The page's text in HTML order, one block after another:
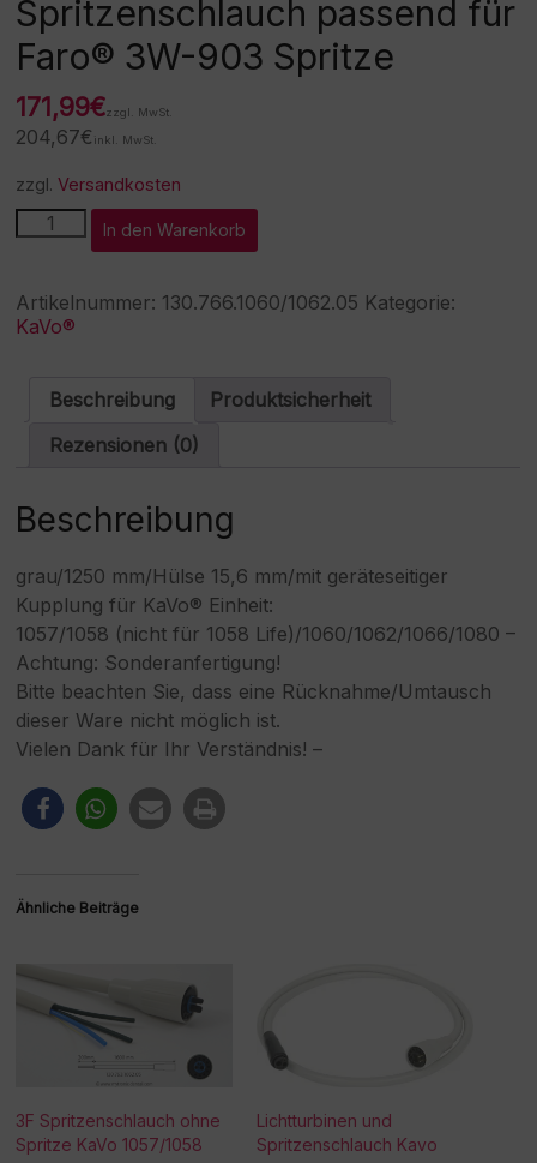
Spritzenschlauch passend für
Faro® 3W-903 Spritze
171,99€zzgl. MwSt.
204,67€ inkl. MwSt.
zzgl.Versandkosten
Spritzenschlauch
passend
Faro®
3W-
903
Menge
In den Warenkorb
l
e
r
i
Artikelnummer: 130.766.1060/1062.05 Kategorie:
KaVo®
Beschreibung
Produktsicherheit
Rezensionen (0)
Beschreibung
grau/1250 mm/Hülse 15,6 mm/mit geräteseitiger
Kupplung für KaVo® Einheit:
1057/1058 (nicht für 1058 Life)/1060/1062/1066/1080 –
Achtung: Sonderanfertigung!
Bitte beachten Sie, dass eine Rücknahme/Umtausch
dieser Ware nicht möglich ist.
Vielen Dank für Ihr Verständnis! –
Ähnliche Beiträge
3F Spritzenschlauch ohne
Spritze KaVo 1057/1058
Lichtturbinen und
Spritzenschlauch Kavo